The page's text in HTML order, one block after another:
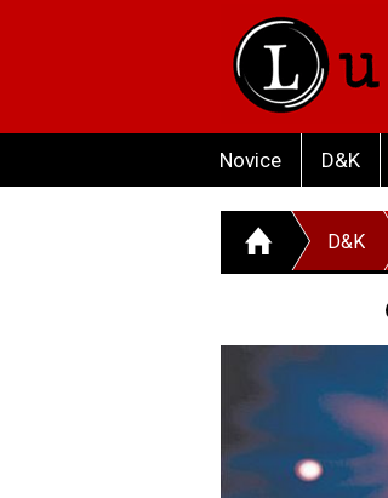
Novice D&K
D&K